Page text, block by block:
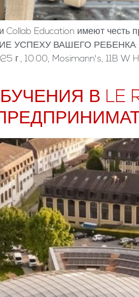
Education имеют честь
УСПЕХУ ВАШЕГО
10:00, Mosimann's, 11B W
В LE